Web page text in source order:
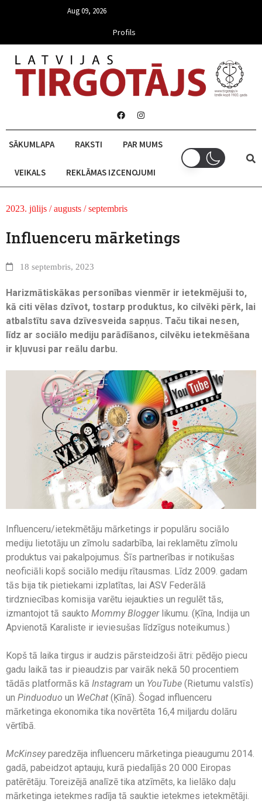
Aug 09, 2026
Profils
SĀKUMLAPA RAKSTI PAR MUMS
VEIKALS REKLĀMAS IZCENOJUMI
2023. jūlijs / augusts / septembris
Influenceru mārketings
18 septembris, 2023
Harizmātiskākas personības vienmēr ir ietekmējuši to,
kā citi vēlas dzīvot, tostarp produktus, ko cilvēki pērk, lai
atbalstītu sava dzīvesveida sapņus. Taču tikai nesen,
līdz ar sociālo mediju parādīšanos, cilvēku ietekmēšana
ir kļuvusi par reālu darbu.
Influenceru/ietekmētāju mārketings ir populāru sociālo
mediju lietotāju un zīmolu sadarbība, lai reklamētu zīmolu
produktus vai pakalpojumus. Šīs partnerības ir notikušas
neoficiāli kopš sociālo mediju rītausmas. Līdz 2009. gadam
tās bija tik pietiekami izplatītas, lai ASV Federālā
tirdzniecības komisija varētu iejaukties un regulēt tās,
izmantojot tā saukto Mommy Bloggerlikumu. (Ķīna, Indija un
Apvienotā Karaliste ir ieviesušas līdzīgus noteikumus.)
Kopš tā laika tirgus ir audzis pārsteidzoši ātri: pēdējo piecu
gadu laikā tas ir pieaudzis par vairāk nekā 50 procentiem
tādās platformās kā Instagram un YouTube (Rietumu valstīs)
un Pinduoduo un WeChat (Ķīnā). Šogad influenceru
mārketinga ekonomika tika novērtēta 16,4 miljardu dolāru
vērtībā.
McKinseyparedzēja influenceru mārketinga pieaugumu 2014.
gadā, pabeidzot aptauju, kurā piedalījās 20 000 Eiropas
patērētāju. Toreizējā analīzē tika atzīmēts, ka lielāko daļu
mārketinga ietekmes radīja tā sauktie ietekmes ietekmētāji.